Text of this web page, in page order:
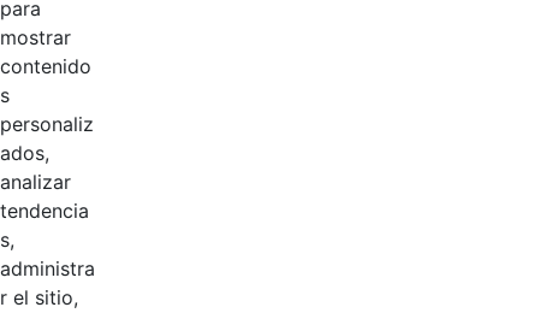
para
mostrar
contenido
s
personaliz
ados,
analizar
tendencia
s,
administra
r el sitio,